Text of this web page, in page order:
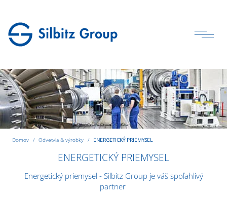
Domov Odvetvia & výrobky ENERGETICKÝ PRIEMYSEL
ENERGETICKÝ PRIEMYSEL
Energetický priemysel - Silbitz Group je váš spoľahlivý
partner